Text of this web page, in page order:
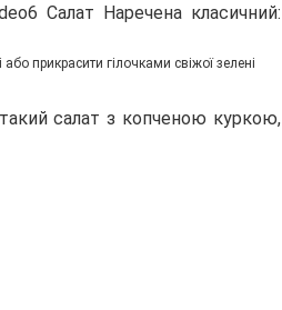
прикрасити гілочками свіжої зелені
салат з копченою куркою,